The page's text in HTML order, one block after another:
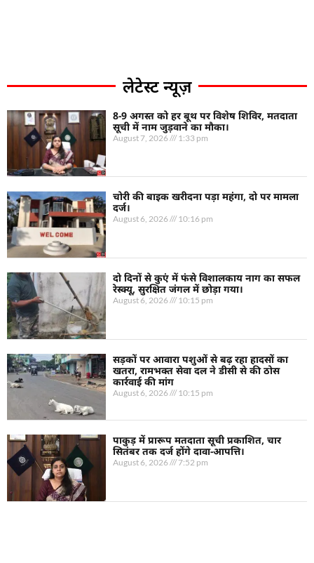
लेटेस्ट न्यूज़
8-9 अगस्त को हर बूथ पर विशेष शिविर, मतदाता
सूची में नाम जुड़वाने का मौका।
August 7, 2026 1:33 pm
चोरी की बाइक खरीदना पड़ा महंगा, दो पर मामला
दर्ज।
August 6, 2026 10:16 pm
दो दिनों से कुएं में फंसे विशालकाय नाग का सफल
रेस्क्यू, सुरक्षित जंगल में छोड़ा गया।
August 6, 2026 10:15 pm
सड़कों पर आवारा पशुओं से बढ़ रहा हादसों का
खतरा, रामभक्त सेवा दल ने डीसी से की ठोस
कार्रवाई की मांग
August 6, 2026 10:15 pm
पाकुड़ में प्रारूप मतदाता सूची प्रकाशित, चार
सितंबर तक दर्ज होंगे दावा-आपत्ति।
August 6, 2026 7:52 pm